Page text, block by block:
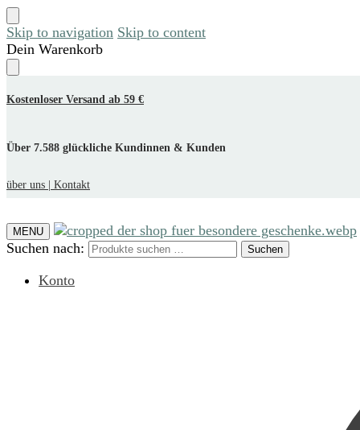
Skip to navigation Skip to content
Dein Warenkorb
Kostenloser Versand ab 59 €
Über 7.588 glückliche Kundinnen & Kunden
über uns | Kontakt
MENU
Suchen nach: Suchen
Konto